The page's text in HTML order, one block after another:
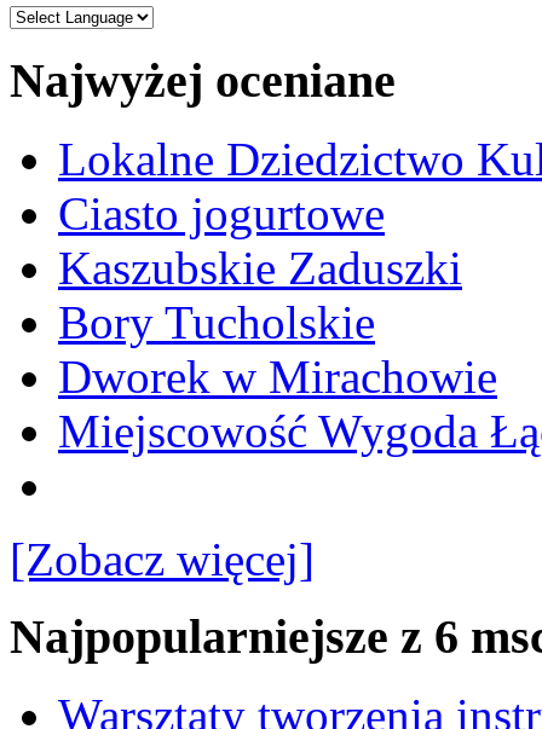
Najwyżej oceniane
Lokalne Dziedzictwo
Ciasto jogurtowe
Kaszubskie Zaduszki
Bory Tucholskie
Dworek w Mirachowie
Miejscowość Wygoda
[Zobacz więcej]
Najpopularniejsze z 6
Warsztaty tworzenia